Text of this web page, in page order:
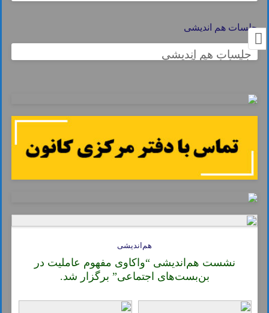
جلسات هم اندیشی
جلسات هم اندیشی
هم‌اندیشی
نشست هم‌اندیشی “واکاوی مفهوم عاملیت در
بن‌بست‌های اجتماعی” برگزار شد.